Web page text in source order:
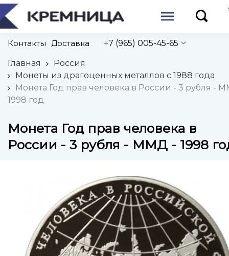
Контакты Доставка +7 (965) 005-45-65
Главная
Россия
Монеты из драгоценных металлов с 1988 года
Монета Год прав человека в России - 3 рубля -
1998 год
Монета Год прав человека в
России - 3 рубля - ММД - 1998